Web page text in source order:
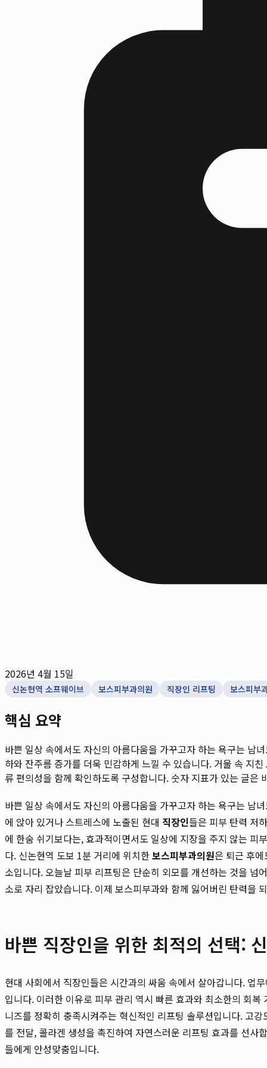
2026년 4월 15일
신논현역 소프웨이브 보스피부과의원 직장인 리프팅 보스피부
핵심 요약
바쁜 일상 속에서도 자신의 아름다움을 가꾸고자 하는 욕구는 남
하와 잔주름 증가를 더욱 민감하게 느낄 수 있습니다. 거울 속 지
류 편의성을 함께 확인하도록 구성합니다. 숫자 지표가 있는 글
바쁜 일상 속에서도 자신의 아름다움을 가꾸고자 하는 욕구는 남
에 앉아 있거나 스트레스에 노출된 현대 직장인들은 피부 탄력 저
에 한숨 쉬기보다는, 효과적이면서도 일상에 지장을 주지 않는 피
다. 신논현역 도보 1분 거리에 위치한보스피부과의원은 퇴근 후
소입니다. 오늘날 피부 리프팅은 단순히 외모를 개선하는 것을
소로 자리 잡았습니다. 이제 보스피부과와 함께 잃어버린 탄력을
바쁜 직장인을 위한 최적의 선택:
현대 사회에서 직장인들은 시간과의 싸움 속에서 살아갑니다. 업
입니다. 이러한 이유로 피부 관리 역시 빠른 효과와 최소한의 회
니즈를 정확히 충족시켜주는 혁신적인 리프팅 솔루션입니다. 고
를 전달, 콜라겐 생성을 촉진하여 자연스러운 리프팅 효과를 선
들에게 안성맞춤입니다.